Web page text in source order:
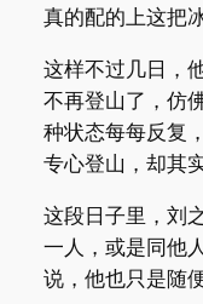
真的配的上这把
这样不过几日，
不再登山了，仿
种状态每每反复
专心登山，却其
这段日子里，刘
一人，或是同他
说，他也只是随